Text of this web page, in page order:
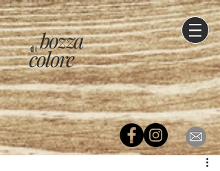
di
colore
bozza